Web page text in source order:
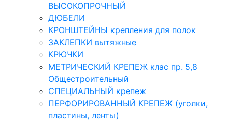
ВЫСОКОПРОЧНЫЙ
ДЮБЕЛИ
КРОНШТЕЙНЫ крепления для полок
ЗАКЛЕПКИ вытяжные
КРЮЧКИ
МЕТРИЧЕСКИЙ КРЕПЕЖ клас пр. 5,8
Общестроительный
СПЕЦИАЛЬНЫЙ крепеж
ПЕРФОРИРОВАННЫЙ КРЕПЕЖ (уголки,
пластины, ленты)